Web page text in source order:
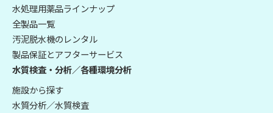
水処理用薬品ラインナップ
全製品一覧
汚泥脱水機のレンタル
製品保証とアフターサービス
水質検査・分析／各種環境分析
施設から探す
水質分析／水質検査